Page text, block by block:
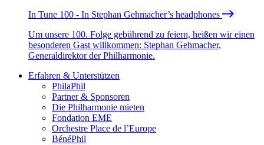
In Tune 100 - In Stephan Gehmacher’s headphones
Um unsere 100. Folge gebührend zu feiern, heißen wir einen
besonderen Gast willkommen: Stephan Gehmacher,
Generaldirektor der Philharmonie.
Erfahren & Unterstützen
PhilaPhil
Partner & Sponsoren
Die Philharmonie mieten
Fondation EME
Orchestre Place de l’Europe
BénéPhil